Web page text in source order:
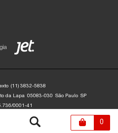
0
(11) 3832-5838
da Lapa 05083-030 São Paulo SP
0001-41
| +55 11